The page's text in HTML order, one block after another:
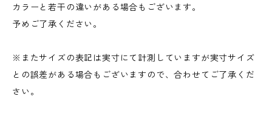
カラーと若干の違いがある場合もございます。
予めご了承ください。
※またサイズの表記は実寸にて計測していますが実寸サイズ
との誤差がある場合もございますので、合わせてご了承くだ
さい。